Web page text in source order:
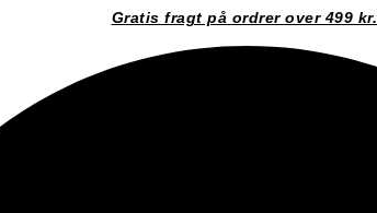
Gratis fragt på ordrer over 499 kr.